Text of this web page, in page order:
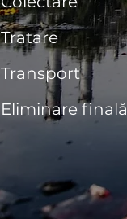
Tratare
Transport
Eliminare finală